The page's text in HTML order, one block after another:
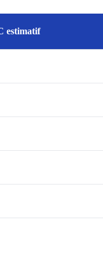
estimatif